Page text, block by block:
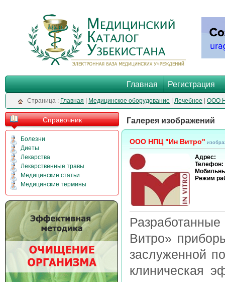
Главная Регистрация
Cтраница : Главная Медицинское оборудование Лечебное ООО
Справочник
Болезни
Диеты
Лекарства
Лекарственные травы
Медицинские статьи
Медицинские термины
Галерея изображений
ООО НПЦ "Ин Витро"
Адрес:
Телефон:
Режим
Витро»
заслуженной
клиническая